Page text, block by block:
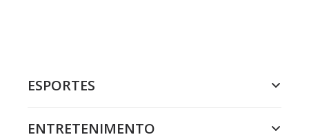
ESPORTES
ENTRETENIMENTO